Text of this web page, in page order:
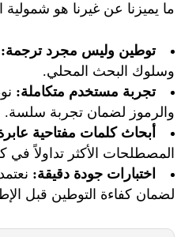
ما يميزنا عن غيرنا هو شمولية
توطين وليس مجرد ترجمة:
وسلوك البحث المحلي.
تجربة مستخدم متكاملة:
والرموز لضمان تجربة سلسة.
أبحاث كلمات مفتاحية
المصطلحات الأكثر تداولاً
اختبارات جودة دقيقة:
لضمان كفاءة التوطين قبل